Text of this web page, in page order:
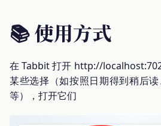
📚 使用方式
在 Tabbit 打开 http://
某些选择（如按照日期得到稍后
等），打开它们